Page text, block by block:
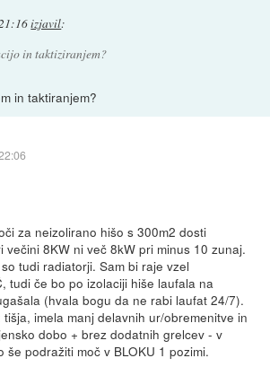
izjavil:
in taktiziranjem?
in taktiranjem?
za neizolirano hišo s 300m2 dosti
večini 8KW ni več 8kW pri minus 10 zunaj.
tudi radiatorji. Sam bi raje vzel
tudi če bo po izolaciji hiše laufala na
(hvala bogu da ne rabi laufat 24/7).
imela manj delavnih ur/obremenitve in
dobo + brez dodatnih grelcev - v
še podražiti moč v BLOKU 1 pozimi.